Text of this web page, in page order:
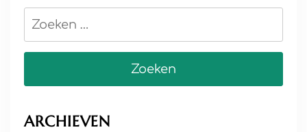
Zoeken
ARCHIEVEN